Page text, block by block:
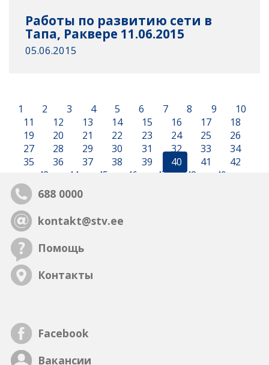
Работы по развитию сети в
Тапа, Раквере 11.06.2015
05.06.2015
1 2 3 4 5 6 7 8 9
10
11
12 13 14 15 16 17
18
19
20 21 22 23 24 25
26
27
28 29 30 31 32 33
34
35
36 37 38 39 40 41
42
43
44 45 46 47 48 49
688 0000
kontakt@stv.ee
Помощь
Контакты
Facebook
Вакансии